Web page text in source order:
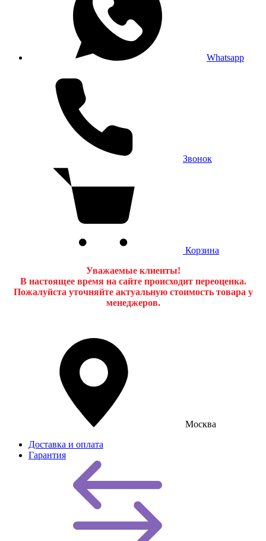
Whatsapp
Звонок
Корзина
Уважаемые клиенты!
В настоящее время на сайте происходит переоценка.
Пожалуйста уточняйте актуальную стоимость товара у
менеджеров.
Москва
Доставка и оплата
Гарантия